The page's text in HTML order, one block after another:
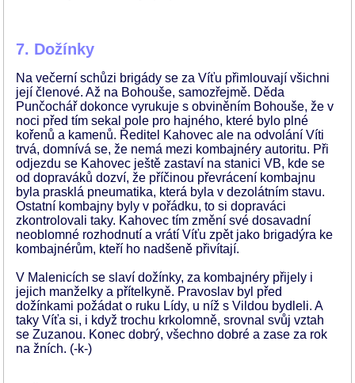
7. Dožínky
Na večerní schůzi brigády se za Víťu přimlouvají všichni
její členové. Až na Bohouše, samozřejmě. Děda
Punčochář dokonce vyrukuje s obviněním Bohouše, že v
noci před tím sekal pole pro hajného, které bylo plné
kořenů a kamenů. Ředitel Kahovec ale na odvolání Víti
trvá, domnívá se, že nemá mezi kombajnéry autoritu. Při
odjezdu se Kahovec ještě zastaví na stanici VB, kde se
od dopraváků dozví, že příčinou převrácení kombajnu
byla prasklá pneumatika, která byla v dezolátním stavu.
Ostatní kombajny byly v pořádku, to si dopraváci
zkontrolovali taky. Kahovec tím změní své dosavadní
neoblomné rozhodnutí a vrátí Víťu zpět jako brigadýra ke
kombajnérům, kteří ho nadšeně přivítají.
V Malenicích se slaví dožínky, za kombajnéry přijely i
jejich manželky a přítelkyně. Pravoslav byl před
dožínkami požádat o ruku Lídy, u níž s Vildou bydleli. A
taky Víťa si, i když trochu krkolomně, srovnal svůj vztah
se Zuzanou. Konec dobrý, všechno dobré a zase za rok
na žních. (-k-)